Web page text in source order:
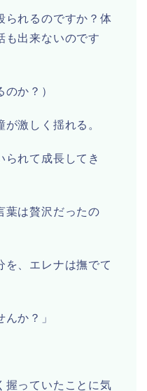
られるのですか？体
も出来ないのです
のか？）
激しく揺れる。
られて成長してき
葉は贅沢だったの
を、エレナは撫でて
んか？」
握っていたことに気